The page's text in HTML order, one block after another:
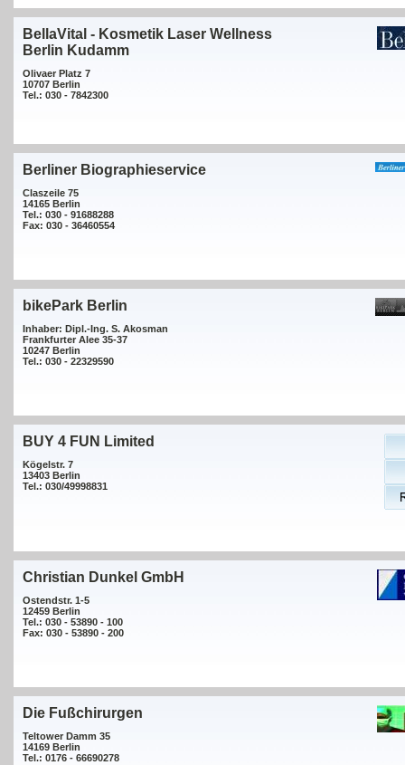
BellaVital - Kosmetik Laser Wellness
Berlin Kudamm
Olivaer Platz 7
10707 Berlin
Tel.: 030 - 7842300
Berliner Biographieservice
Claszeile 75
14165 Berlin
Tel.: 030 - 91688288
Fax: 030 - 36460554
bikePark Berlin
Inhaber: Dipl.-Ing. S. Akosman
Frankfurter Alee 35-37
10247 Berlin
Tel.: 030 - 22329590
BUY 4 FUN Limited
Kögelstr. 7
13403 Berlin
Tel.: 030/49998831
Christian Dunkel GmbH
Ostendstr. 1-5
12459 Berlin
Tel.: 030 - 53890 - 100
Fax: 030 - 53890 - 200
Die Fußchirurgen
Teltower Damm 35
14169 Berlin
Tel.: 0176 - 66690278